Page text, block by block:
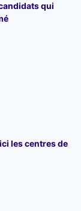
qui
les centres de